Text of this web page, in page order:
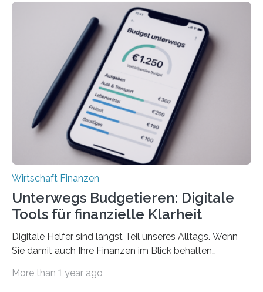
Unterkünfte fast überall deutlich teurer geworden. Für
viele Beschäftigte ist deshalb das zumeist im Juni oder
Juli ausgezahlte Urlaubsgeld ein wichtiger Faktor, um
sich den wohlverdienten Jahresurlaub leisten zu
können. Allerdings erhält mit 44 Prozent noch nicht
einmal die Hälfte aller Beschäftigten in der
Privatwirtschaft Urlaubsgeld. Zu diesem…
Wirtschaft Finanzen
Unterwegs Budgetieren: Digitale
Tools für finanzielle Klarheit
Digitale Helfer sind längst Teil unseres Alltags. Wenn
Sie damit auch Ihre Finanzen im Blick behalten
die genau das ermöglichen: Sie helfen Ihnen, Ausgaben
More than 1 year ago